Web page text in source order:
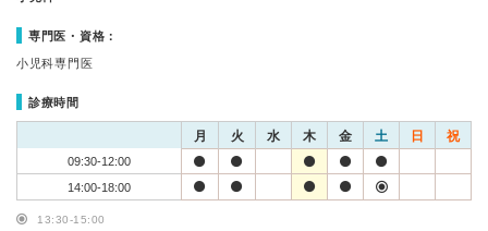
専門医・資格：
小児科専門医
診療時間
月 火 水 木 金 土 日 祝
09:30-12:00
14:00-18:00
13:30-15:00